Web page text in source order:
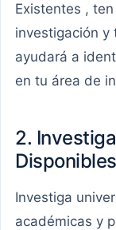
Existentes ,
investigación y
ayudará a
en tu área de
2.
Disponibles
Investiga
académicas y